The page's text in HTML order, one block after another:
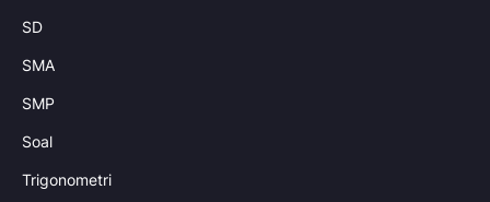
SD
SMA
SMP
Soal
Trigonometri